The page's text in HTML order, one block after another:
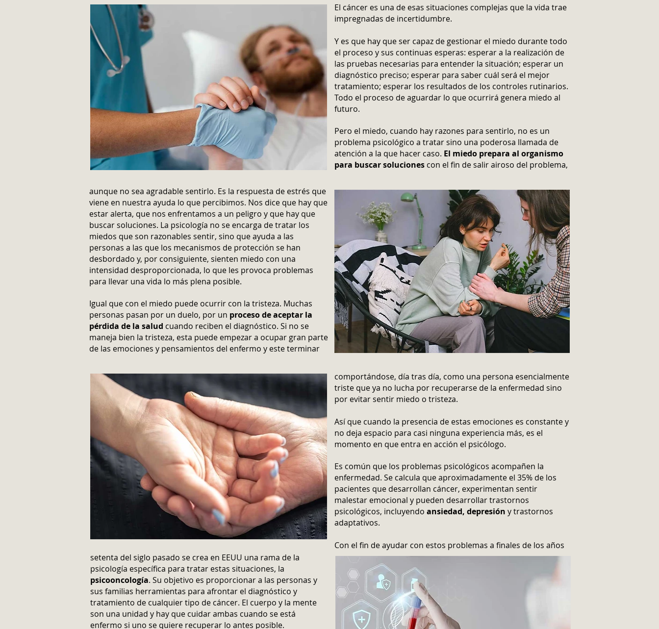
aunque no sea agradable sentirlo. Es la respuesta de estrés que
viene en nuestra ayuda lo que percibimos. Nos dice que hay que
estar alerta, que nos enfrentamos a un peligro y que hay que
buscar soluciones. La psicología no se encarga de tratar los
miedos que son razonables sentir, sino que ayuda a las
personas a las que los mecanismos de protección se han
desbordado y, por consiguiente, sienten miedo con una
intensidad desproporcionada, lo que les provoca problemas
para llevar una vida lo más plena posible.
Igual que con el miedo puede ocurrir con la tristeza. Muchas
personas pasan por un duelo, por un proceso de aceptar la
pérdida de la salud cuando reciben el diagnóstico. Si no se
maneja bien la tristeza, esta puede empezar a ocupar gran parte
de las emociones y pensamientos del enfermo y este terminar
setenta del siglo pasado se crea en EEUU una rama de la
psicología específica para tratar estas situaciones, la
psicooncología. Su objetivo es proporcionar a las personas y
sus familias herramientas para afrontar el diagnóstico y
tratamiento de cualquier tipo de cáncer. El cuerpo y la mente
son una unidad y hay que cuidar ambas cuando se está
enfermo si uno se quiere recuperar lo antes posible.
El cáncer es una de esas situaciones complejas que la vida trae
impregnadas de incertidumbre.
Y es que hay que ser capaz de gestionar el miedo durante todo
el proceso y sus continuas esperas: esperar a la realización de
las pruebas necesarias para entender la situación; esperar un
diagnóstico preciso; esperar para saber cuál será el mejor
tratamiento; esperar los resultados de los controles rutinarios.
Todo el proceso de aguardar lo que ocurrirá genera miedo al
futuro.
Pero el miedo, cuando hay razones para sentirlo, no es un
problema psicológico a tratar sino una poderosa llamada de
atención a la que hacer caso. El miedo prepara al organismo
para buscar soluciones con el fin de salir airoso del problema,
comportándose, día tras día, como una persona esencialmente
triste que ya no lucha por recuperarse de la enfermedad sino
por evitar sentir miedo o tristeza.
Así que cuando la presencia de estas emociones es constante y
no deja espacio para casi ninguna experiencia más, es el
momento en que entra en acción el psicólogo.
Es común que los problemas psicológicos acompañen la
enfermedad. Se calcula que aproximadamente el 35% de los
pacientes que desarrollan cáncer, experimentan sentir
malestar emocional y pueden desarrollar trastornos
psicológicos, incluyendo ansiedad, depresión y trastornos
adaptativos.
Con el fin de ayudar con estos problemas a finales de los años